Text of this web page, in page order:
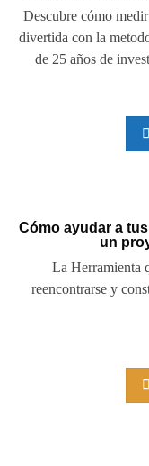
Descubre cómo
divertida con la
de 25 años de
Cómo ayudar a
un
La Herramienta
reencontrarse y